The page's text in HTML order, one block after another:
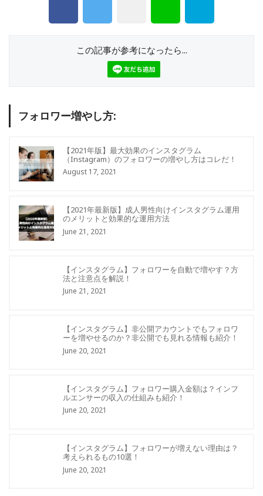
この記事が参考になったら...
フォロワー増やし方:
【2021年版】最大効果のインスタグラム
（Instagram）のフォロワーの増やし方はコレだ！
August 17, 2021
【2021年最新版】成人男性向けインスタグラム運用
のメリットと効果的な運用方法
June 21, 2021
【インスタグラム】フォロワーを自動で増やす？方
法と注意点を解説！
June 21, 2021
【インスタグラム】非公開アカウントでもフォロワ
ーを増やせるのか？非公開でも見れる情報も紹介！
June 20, 2021
【インスタグラム】フォロワー購入金額は？インフ
ルエンサーの収入の仕組みも紹介！
June 20, 2021
【インスタグラム】フォロワーが増えない理由は？
考えられるもの10選！
June 20, 2021